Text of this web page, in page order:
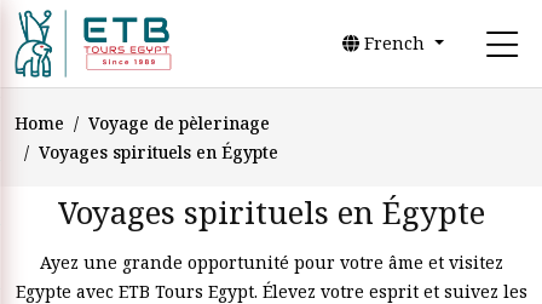
French
Home
Voyage de pèlerinage
Voyages spirituels en Égypte
Voyages spirituels en Égypte
Ayez une grande opportunité pour votre âme et visitez
Egypte avec ETB Tours Egypt. Élevez votre esprit et suivez les